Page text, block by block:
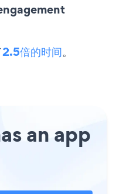
2.5倍的时间。
an app